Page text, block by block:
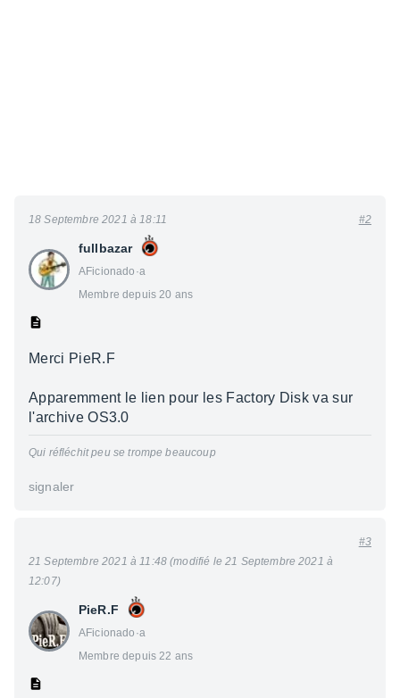
fullbazar
AFicionado·a
Membre depuis 20 ans
18 Septembre 2021 à 18:11 #2
Merci PieR.F
Apparemment le lien pour les Factory Disk va sur
l'archive OS3.0
Qui réfléchit peu se trompe beaucoup
signaler
PieR.F
AFicionado·a
Membre depuis 22 ans
21 Septembre 2021 à 11:48 (modifié le 21 Septembre 2021 à
12:07)
#3